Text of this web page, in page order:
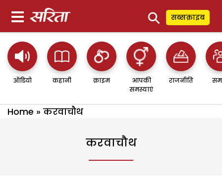
⚲ सब्सक्राइब
ऑडियो कहानी क्राइम
आपकी
समस्याएं
राजनीति
Home » करवाचौथ
करवाचौथ